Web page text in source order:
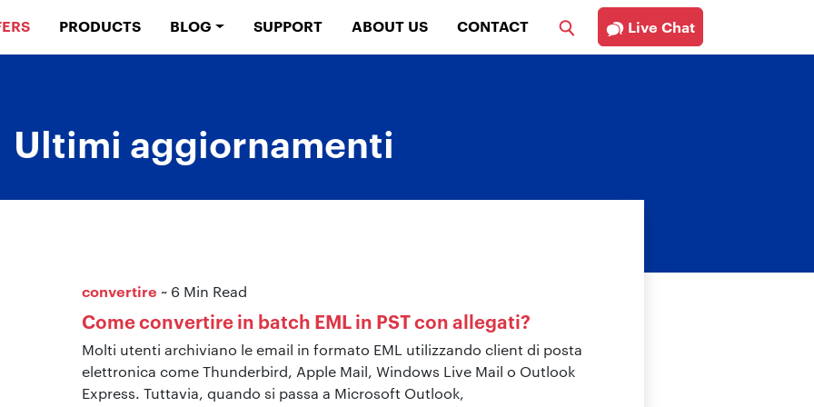
PRODUCTS BLOG SUPPORT ABOUT US CONTACT Live Chat
Ultimi aggiornamenti
convertire ~ 6 Min Read
Come convertire in batch EML in PST con allegati?
Molti utenti archiviano le email in formato EML utilizzando client di posta
elettronica come Thunderbird, Apple Mail, Windows Live Mail o Outlook
Express. Tuttavia, quando si passa a Microsoft Outlook,